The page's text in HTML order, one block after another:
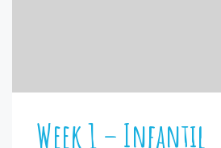
Week 1 – Infantil